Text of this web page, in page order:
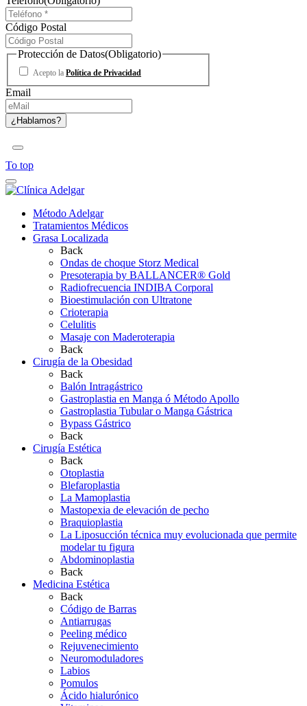
Código Postal
Protección de Datos(Obligatorio)
Acepto la Política de Privacidad
Email
To top
Método Adelgar
Tratamientos Médicos
Grasa Localizada
Back
Ondas de choque Storz Medical
Presoterapia by BALLANCER® Gold
Radiofrecuencia INDIBA Corporal
Bioestimulación con Ultratone
Crioterapia
Celulitis
Masaje con Maderoterapia
Back
Cirugía de la Obesidad
Back
Balón Intragástrico
Gastroplastia en Manga ó Método Apollo
Gastroplastia Tubular o Manga Gástrica
Bypass Gástrico
Back
Cirugía Estética
Back
Otoplastia
Blefaroplastia
La Mamoplastia
Mastopexia de elevación de pecho
Braquioplastia
La Liposucción técnica muy evolucionada que permite
modelar tu figura
Abdominoplastia
Back
Medicina Estética
Back
Código de Barras
Antiarrugas
Peeling médico
Rejuvenecimiento
Neuromoduladores
Labios
Pomulos
Ácido hialurónico